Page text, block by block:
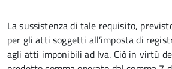
La sussistenza di tale requisito,
per gli atti soggetti all’imposta di
agli atti imponibili ad Iva. Ciò in virtù